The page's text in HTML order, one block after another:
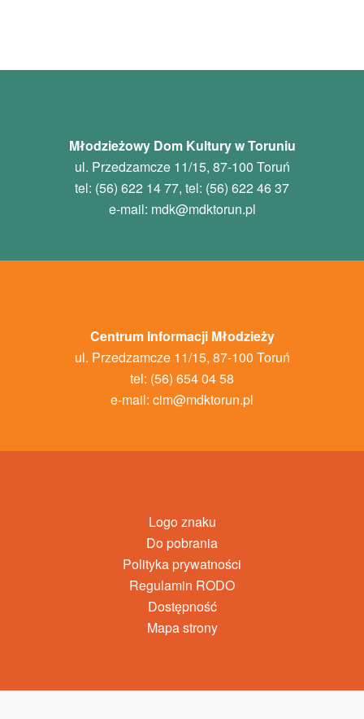
Młodzieżowy Dom Kultury w Toruniu
ul. Przedzamcze 11/15, 87-100 Toruń
tel: (56) 622 14 77, tel: (56) 622 46 37
e-mail: mdk@mdktorun.pl
Centrum Informacji Młodzieży
ul. Przedzamcze 11/15, 87-100 Toruń
tel: (56) 654 04 58
e-mail: cim@mdktorun.pl
Logo znaku
Do pobrania
Polityka prywatności
Regulamin RODO
Dostępność
Mapa strony